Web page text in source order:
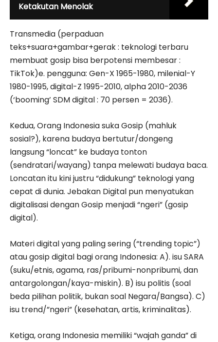
Ketakutan Menolak
Transmedia (perpaduan
teks+suara+gambar+gerak : teknologi terbaru
membuat gosip bisa berpotensi membesar :
TikTok)e. pengguna: Gen-X 1965-1980, milenial-Y
1980-1995, digital-Z 1995-2010, alpha 2010-2036
(‘booming’ SDM digital : 70 persen = 2036).
Kedua, Orang Indonesia suka Gosip (mahluk
sosial?), karena budaya bertutur/dongeng
langsung “loncat” ke budaya tonton
(sendratari/wayang) tanpa melewati budaya baca.
Loncatan itu kini justru “didukung” teknologi yang
cepat di dunia. Jebakan Digital pun menyatukan
digitalisasi dengan Gosip menjadi “ngeri” (gosip
digital).
Materi digital yang paling sering (“trending topic”)
atau gosip digital bagi orang Indonesia: A). isu SARA
(suku/etnis, agama, ras/pribumi-nonpribumi, dan
antargolongan/kaya-miskin). B) isu politis (soal
beda pilihan politik, bukan soal Negara/Bangsa). C)
isu trend/”ngeri” (kesehatan, artis, kriminalitas).
Ketiga, orang Indonesia memiliki “wajah ganda” di